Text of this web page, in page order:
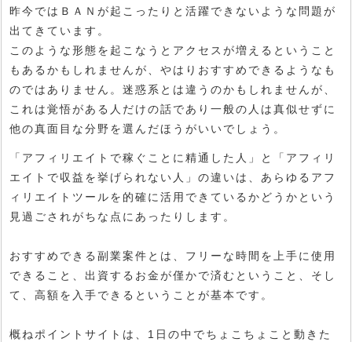
昨今ではＢＡＮが起こったりと活躍できないような問題が
出てきています。
このような形態を起こなうとアクセスが増えるということ
もあるかもしれませんが、やはりおすすめできるようなも
のではありません。迷惑系とは違うのかもしれませんが、
これは覚悟がある人だけの話であり一般の人は真似せずに
他の真面目な分野を選んだほうがいいでしょう。
「アフィリエイトで稼ぐことに精通した人」と「アフィリ
エイトで収益を挙げられない人」の違いは、あらゆるアフ
ィリエイトツールを的確に活用できているかどうかという
見過ごされがちな点にあったりします。
おすすめできる副業案件とは、フリーな時間を上手に使用
できること、出資するお金が僅かで済むということ、そし
て、高額を入手できるということが基本です。
概ねポイントサイトは、1日の中でちょこちょこと動きた